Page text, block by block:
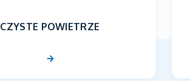
CZYSTE POWIETRZE